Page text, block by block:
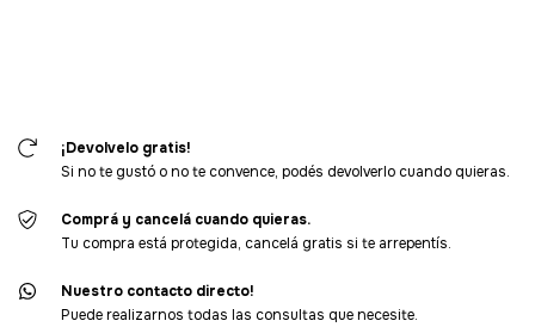
¡Devolvelo gratis!
Si no te gustó o no te convence, podés devolverlo cuando quieras.
Comprá y cancelá cuando quieras.
Tu compra está protegida, cancelá gratis si te arrepentís.
Nuestro contacto directo!
Puede realizarnos todas las consultas que necesite.